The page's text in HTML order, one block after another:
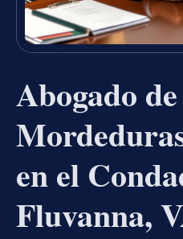
Abogado de
en el
Fluvanna,